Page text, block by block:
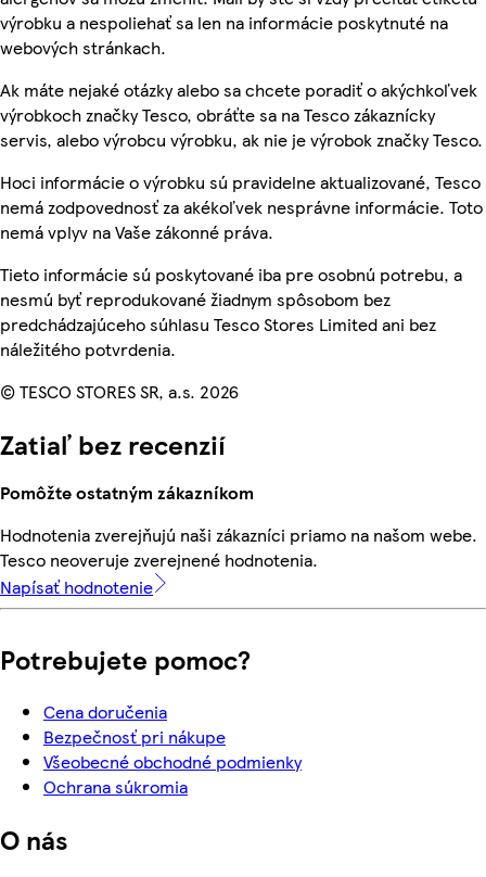
výrobku a nespoliehať sa len na informácie poskytnuté na
webových stránkach.
Ak máte nejaké otázky alebo sa chcete poradiť o akýchkoľvek
výrobkoch značky Tesco, obráťte sa na Tesco zákaznícky
servis, alebo výrobcu výrobku, ak nie je výrobok značky Tesco.
Hoci informácie o výrobku sú pravidelne aktualizované, Tesco
nemá zodpovednosť za akékoľvek nesprávne informácie. Toto
nemá vplyv na Vaše zákonné práva.
Tieto informácie sú poskytované iba pre osobnú potrebu, a
nesmú byť reprodukované žiadnym spôsobom bez
predchádzajúceho súhlasu Tesco Stores Limited ani bez
náležitého potvrdenia.
© TESCO STORES SR, a.s. 2026
Zatiaľ bez recenzií
Pomôžte ostatným zákazníkom
Hodnotenia zverejňujú naši zákazníci priamo na našom webe.
Tesco neoveruje zverejnené hodnotenia.
Napísať hodnotenie
Potrebujete pomoc?
Cena doručenia
Bezpečnosť pri nákupe
Všeobecné obchodné podmienky
Ochrana súkromia
O nás